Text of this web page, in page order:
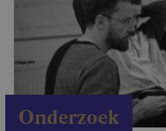
Onderzoek